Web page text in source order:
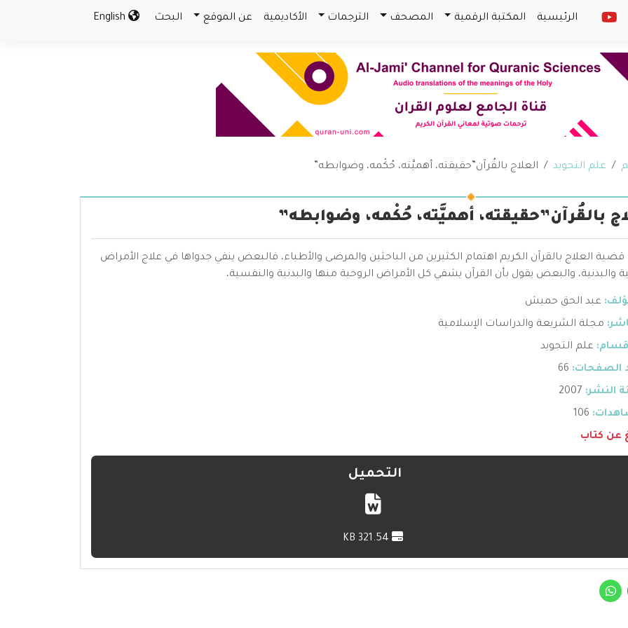
الرئيسية المكتبة الرقمية المصحف الترجمات الأكاديمية عن الموقع البحث
علم التجويد العلاج بالقُرآن”حقيقته، أهميَّته، حُكْمه، وضوابطه”
بالقُرآن”حقيقته، أهميَّته، حُكْمه، وضوابطه”
العلاج بالقرآن الكريم اهتمام الكثيرين من الباحثين والمرضى والأطباء، فالبعض ينفي جدواها في علاج الأمراض
والبدنية، والبعض يقول بأن القرآن يشفي كل الأمراض الروحية منها والبدنية والنفسية،
عبد الحق حميش
مجلة الشريعة والدراسات الإسلامية
علم التجويد
الصفحات: 66
النشر: 2007
عن كتاب
التحميل